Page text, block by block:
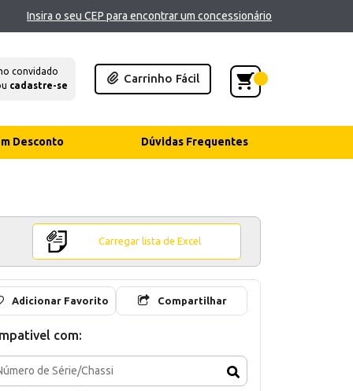
Insira o seu CEP para encontrar um concessionário
convidado
cadastre-se
Carrinho Fácil
Desconto Dúvidas Frequentes
Carregar lista de Excel
Adicionar Favorito Compartilhar
com: